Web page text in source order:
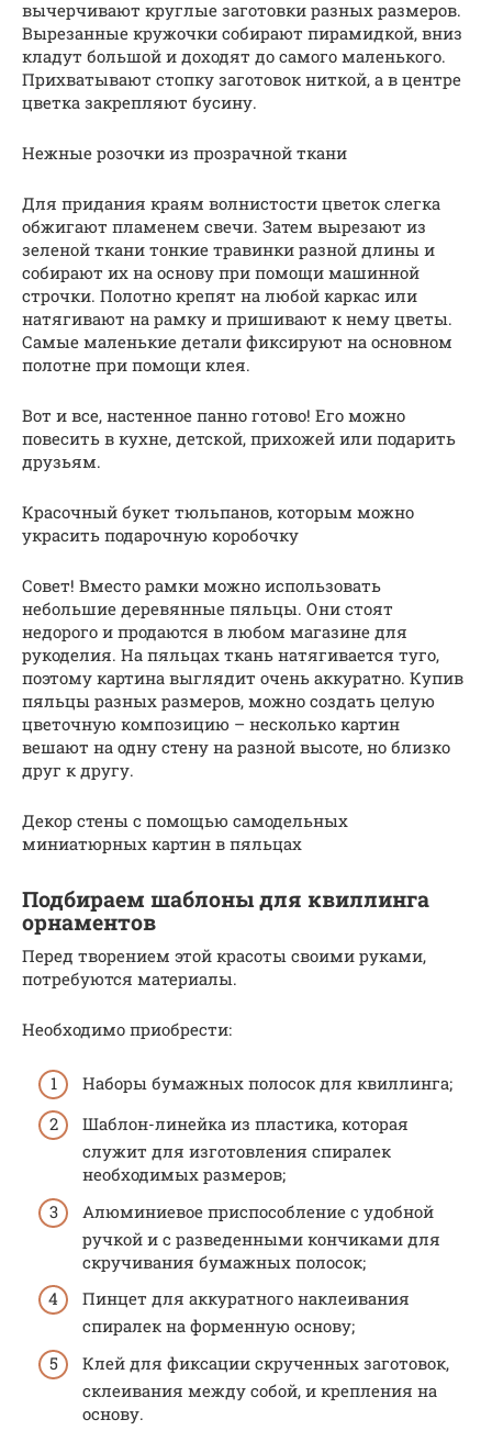
вычерчивают круглые заготовки разных размеров.
Вырезанные кружочки собирают пирамидкой, вниз
кладут большой и доходят до самого маленького.
Прихватывают стопку заготовок ниткой, а в центре
цветка закрепляют бусину.
Нежные розочки из прозрачной ткани
Для придания краям волнистости цветок слегка
обжигают пламенем свечи. Затем вырезают из
зеленой ткани тонкие травинки разной длины и
собирают их на основу при помощи машинной
строчки. Полотно крепят на любой каркас или
натягивают на рамку и пришивают к нему цветы.
Самые маленькие детали фиксируют на основном
полотне при помощи клея.
Вот и все, настенное панно готово! Его можно
повесить в кухне, детской, прихожей или подарить
друзьям.
Красочный букет тюльпанов, которым можно
украсить подарочную коробочку
Совет! Вместо рамки можно использовать
небольшие деревянные пяльцы. Они стоят
недорого и продаются в любом магазине для
рукоделия. На пяльцах ткань натягивается туго,
поэтому картина выглядит очень аккуратно. Купив
пяльцы разных размеров, можно создать целую
цветочную композицию – несколько картин
вешают на одну стену на разной высоте, но близко
друг к другу.
Декор стены с помощью самодельных
миниатюрных картин в пяльцах
Подбираем шаблоны для квиллинга
орнаментов
Перед творением этой красоты своими руками,
потребуются материалы.
Необходимо приобрести:
Наборы бумажных полосок для квиллинга;
Шаблон-линейка из пластика, которая
служит для изготовления спиралек
необходимых размеров;
Алюминиевое приспособление с удобной
ручкой и с разведенными кончиками для
скручивания бумажных полосок;
Пинцет для аккуратного наклеивания
спиралек на форменную основу;
Клей для фиксации скрученных заготовок,
склеивания между собой, и крепления на
основу.